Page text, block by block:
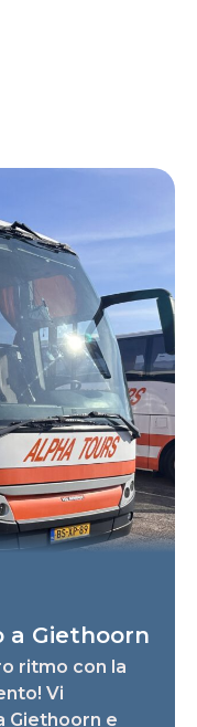
Giethoorn
ritmo con la
Vi
Giethoorn e